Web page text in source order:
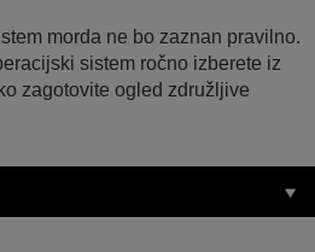
morda ne bo zaznan pravilno.
sistem ročno izberete iz
zagotovite ogled združljive